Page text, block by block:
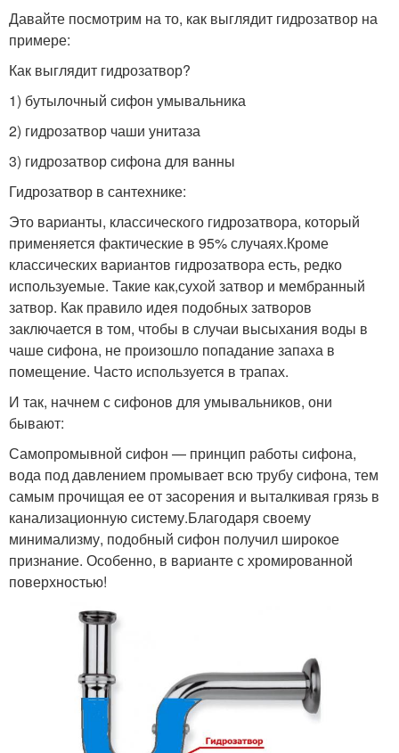
Давайте посмотрим на то, как выглядит гидрозатвор на
примере:
Как выглядит гидрозатвор?
1) бутылочный сифон умывальника
2) гидрозатвор чаши унитаза
3) гидрозатвор сифона для ванны
Гидрозатвор в сантехнике:
Это варианты, классического гидрозатвора, который
применяется фактические в 95% случаях.Кроме
классических вариантов гидрозатвора есть, редко
используемые. Такие как,сухой затвор и мембранный
затвор. Как правило идея подобных затворов
заключается в том, чтобы в случаи высыхания воды в
чаше сифона, не произошло попадание запаха в
помещение. Часто используется в трапах.
И так, начнем с сифонов для умывальников, они
бывают:
Самопромывной сифон — принцип работы сифона,
вода под давлением промывает всю трубу сифона, тем
самым прочищая ее от засорения и выталкивая грязь в
канализационную систему.Благодаря своему
минимализму, подобный сифон получил широкое
признание. Особенно, в варианте с хромированной
поверхностью!